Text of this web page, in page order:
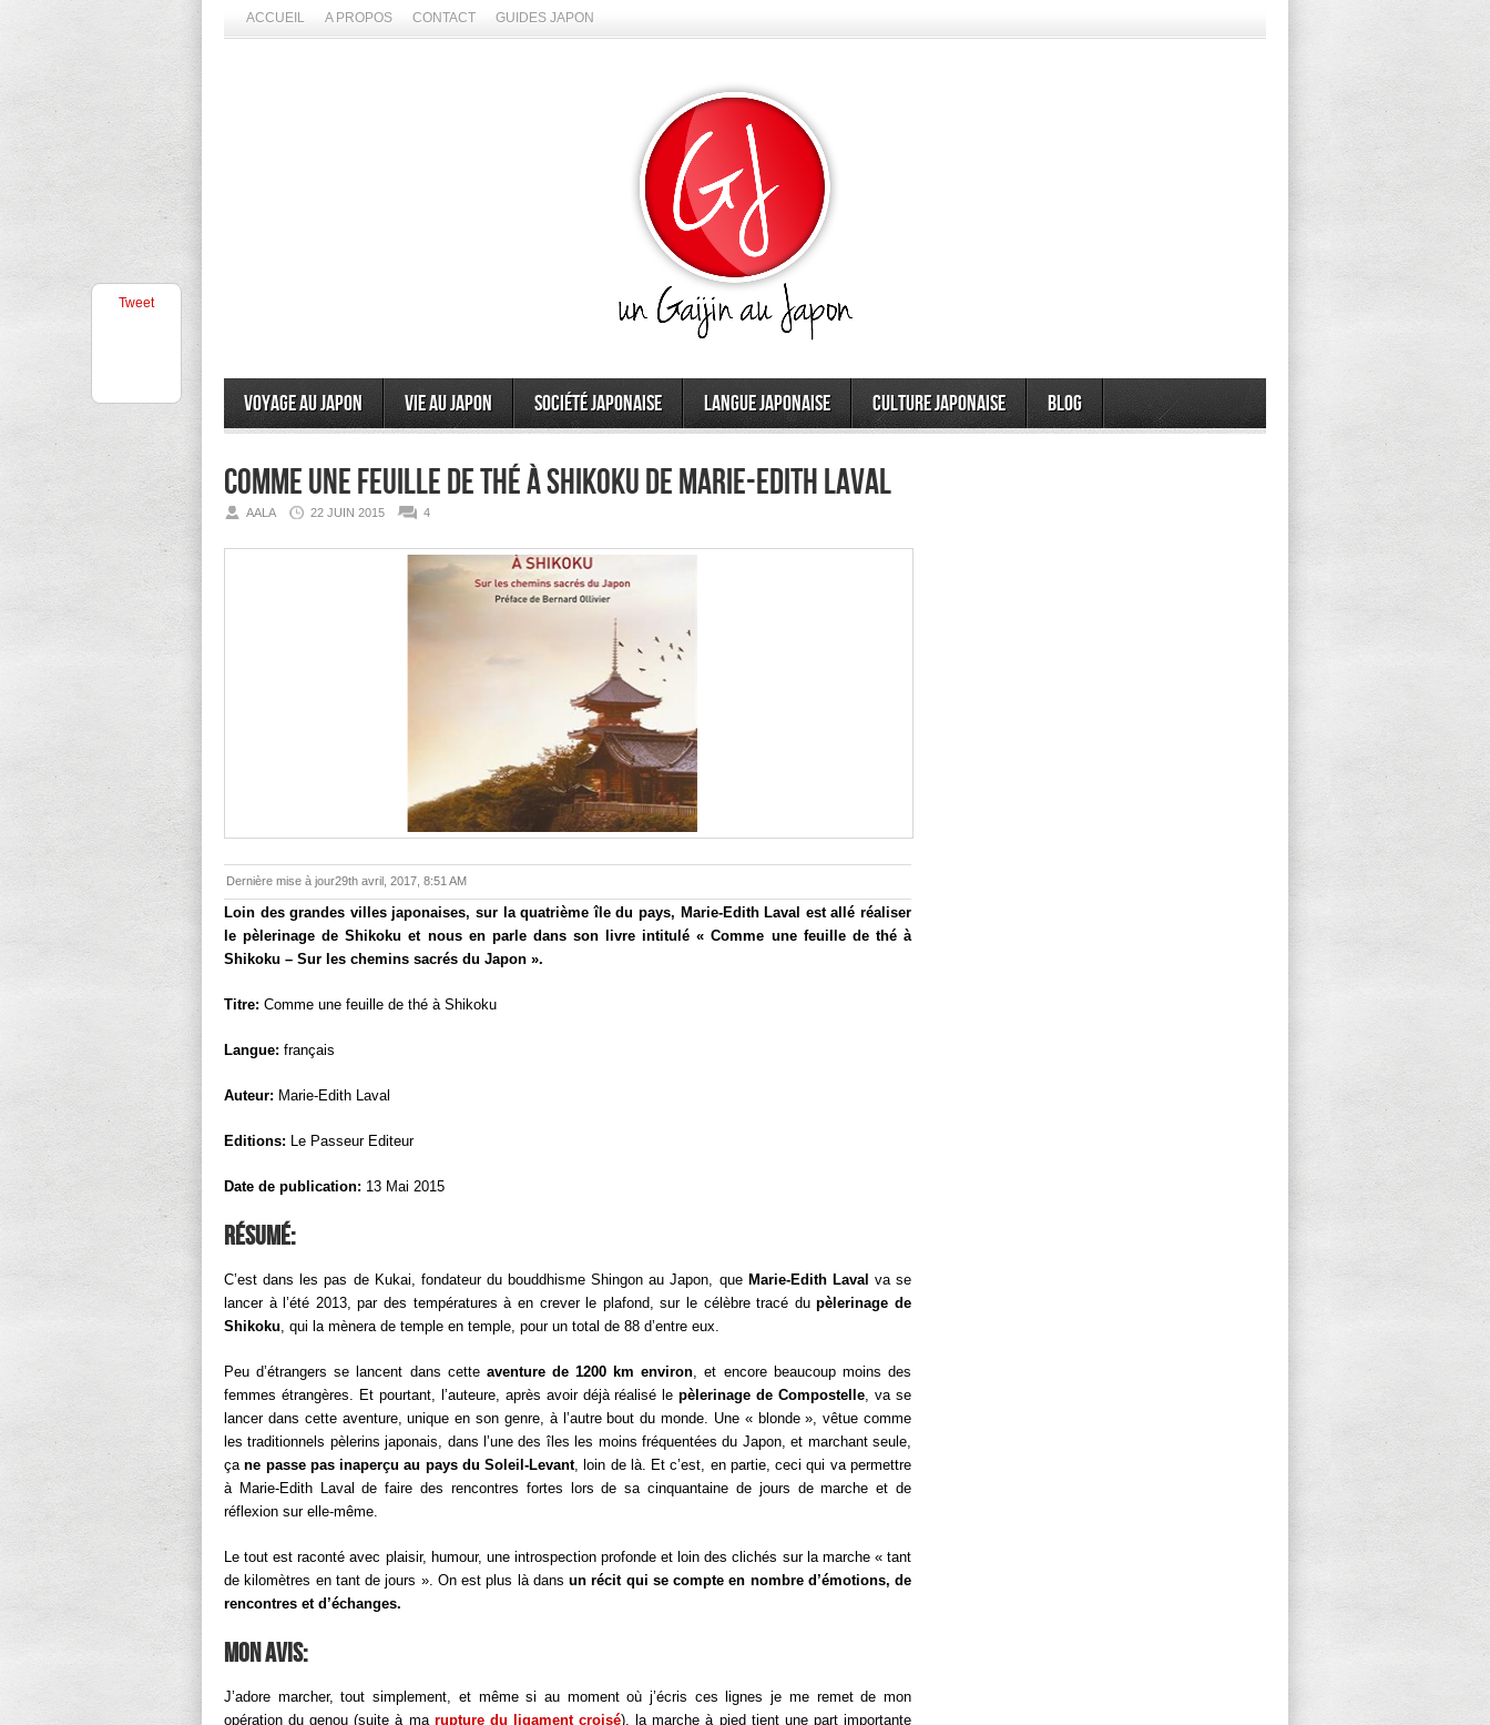
ACCUEIL A PROPOS CONTACT GUIDES JAPON
Voyage au Japon Vie au Japon Société japonaise Langue japonaise Culture japonaise Blog
Comme une feuille de thé à Shikoku de Marie-Edith Laval
AALA 22 JUIN 2015 4
Dernière mise à jour29th avril, 2017, 8:51 AM
Loin des grandes villes japonaises, sur la quatrième île du pays, Marie-Edith Laval est allé réaliser
le pèlerinage de Shikoku et nous en parle dans son livre intitulé « Comme une feuille de thé à
Shikoku – Sur les chemins sacrés du Japon ».
Titre: Comme une feuille de thé à Shikoku
Langue: français
Auteur: Marie-Edith Laval
Editions: Le Passeur Editeur
Date de publication: 13 Mai 2015
Résumé:
C’est dans les pas de Kukai, fondateur du bouddhisme Shingon au Japon, que Marie-Edith Laval va se
lancer à l’été 2013, par des températures à en crever le plafond, sur le célèbre tracé dupèlerinage de
Shikoku, qui la mènera de temple en temple, pour un total de 88 d’entre eux.
Peu d’étrangers se lancent dans cette aventure de 1200 km environ, et encore beaucoup moins des
femmes étrangères. Et pourtant, l’auteure, après avoir déjà réalisé lepèlerinage de Compostelle, va se
lancer dans cette aventure, unique en son genre, à l’autre bout du monde. Une « blonde », vêtue comme
les traditionnels pèlerins japonais, dans l’une des îles les moins fréquentées du Japon, et marchant seule,
çane passe pas inaperçu au pays du Soleil-Levant, loin de là. Et c’est, en partie, ceci qui va permettre
à Marie-Edith Laval de faire des rencontres fortes lors de sa cinquantaine de jours de marche et de
réflexion sur elle-même.
Le tout est raconté avec plaisir, humour, une introspection profonde et loin des clichés sur la marche « tant
de kilomètres en tant de jours ». On est plus là dans un récit qui se compte en nombre d’émotions, de
rencontres et d’échanges.
Mon avis:
J’adore marcher, tout simplement, et même si au moment où j’écris ces lignes je me remet de mon
opération du genou (suite à ma rupture du ligament croisé), la marche à pied tient une part importante
Tweet